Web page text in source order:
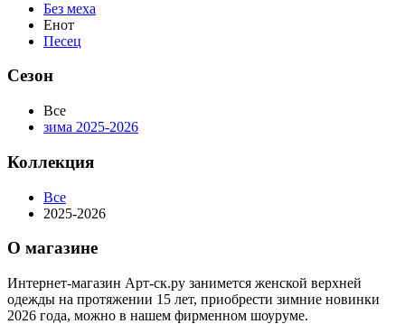
Без меха
Енот
Песец
Сезон
Все
зима 2025-2026
Коллекция
Все
2025-2026
О магазине
Интернет-магазин Арт-ск.ру занимется женской верхней
одежды на протяжении 15 лет, приобрести зимние новинки
2026 года, можно в нашем фирменном шоуруме.